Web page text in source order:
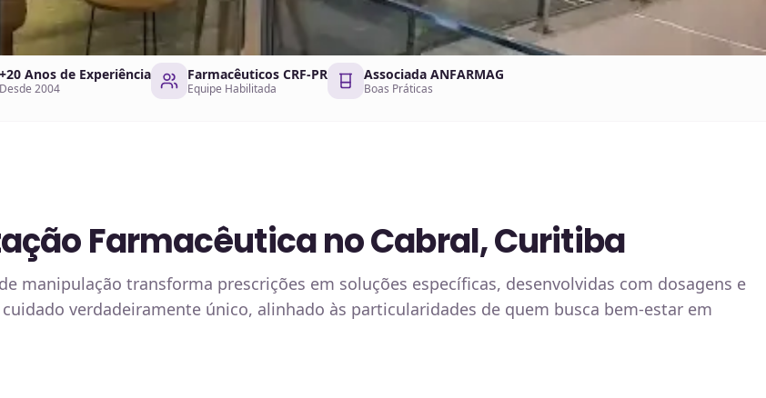
+20 Anos de Experiência
Desde 2004
Farmacêuticos CRF-PR
Equipe Habilitada
Associada ANFARMAG
Boas Práticas
Farmacêutica no Cabral, Curitiba
manipulação transforma prescrições em soluções específicas, desenvolvidas com dosagens e
verdadeiramente único, alinhado às particularidades de quem busca bem-estar em